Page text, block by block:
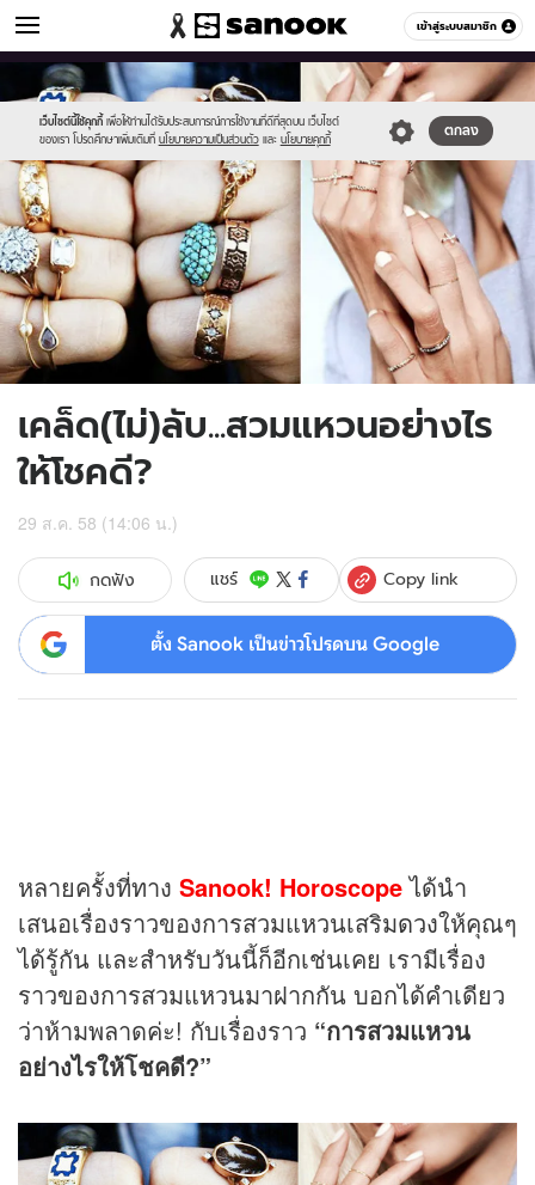
เข้าสู่ระบบสมาชิก
ดูดวง หมวดอื่นๆ
เว็บไซต์นี้ใช้คุกกี้ เพื่อให้ท่านได้รับประสบการณ์การใช้งานที่ดีที่สุดบน เว็บไซต์
ของเรา โปรดศึกษาเพิ่มเติมที่ นโยบายความเป็นส่วนตัว และ นโยบายคุกกี้
ตกลง
Sanook
//s.isanook.com/sr/0/images/logo-
new-
sanook.png
600
//s.isanook.com/ho/0/ud/16/82777/m4.jpg
เคล็ด(ไม่)ลับ...สวมแหวนอย่างไร
ให้โชคดี?
29 ส.ค. 58 (14:06 น.)
กดฟัง แชร์ Copy link
ตั้ง Sanook เป็นข่าวโปรดบน Google
หลายครั้งที่ทาง Sanook! Horoscopeได้นำ
เสนอเรื่องราวของการสวมแหวนเสริมดวงให้คุณๆ
ได้รู้กัน และสำหรับวันนี้ก็อีกเช่นเคย เรามีเรื่อง
ราวของการสวมแหวนมาฝากกัน บอกได้คำเดียว
ว่าห้ามพลาดค่ะ! กับเรื่องราว “การสวมแหวน
อย่างไรให้โชคดี?”